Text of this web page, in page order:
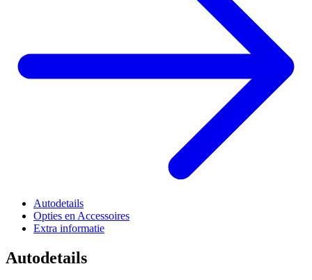
Autodetails
Opties en Accessoires
Extra informatie
Autodetails